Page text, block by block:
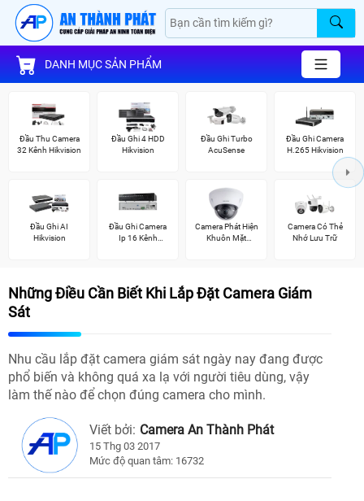
DANH MỤC SẢN PHẨM
Đầu Thu Camera
32 Kênh Hikvision
Đầu Ghi 4 HDD
Hikvision
Đầu Ghi Turbo
AcuSense
Đầu Ghi Camera
H.265 Hikvision
Đầu Ghi AI
Hikvision
Đầu Ghi Camera
Ip 16 Kênh
Camera Phát Hiện
Khuôn Mặt
Camera Có Thẻ
Nhớ Lưu Trữ
Những Điều Cần Biết Khi Lắp Đặt Camera Giám
Sát
Nhu cầu lắp đặt camera giám sát ngày nay đang được
phổ biến và không quá xa lạ với người tiêu dùng, vậy
làm thế nào để chọn đúng camera cho mình.
Viết bởi: Camera An Thành Phát
15 Thg 03 2017
Mức độ quan tâm: 16732